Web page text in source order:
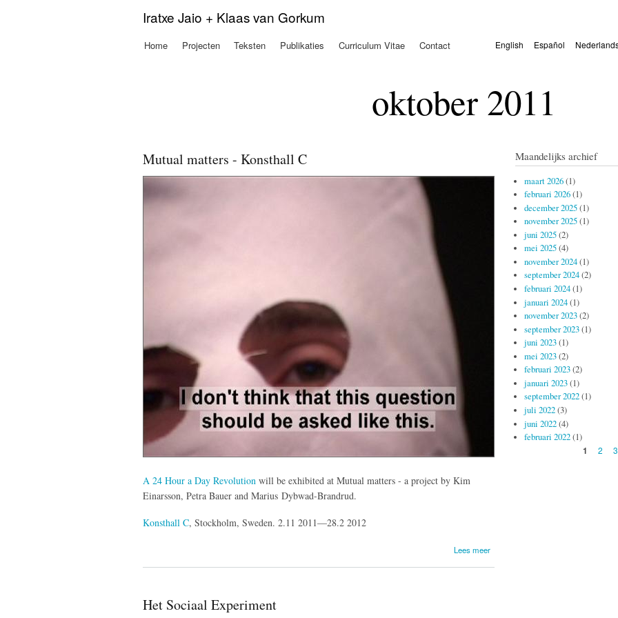
algemene
Iratxe Jaio + Klaas van Gorkum
Talen
English Español
Hoofdmenu
Home Projecten Teksten Publikaties Curriculum Vitae Contact
oktober 2011
Mutual matters - Konsthall C
A 24 Hour a Day Revolution will be exhibited at Mutual matters - a project by Kim
Einarsson, Petra Bauer and Marius Dybwad-Brandrud.
Konsthall C, Stockholm, Sweden. 2.11 2011—28.2 2012
Lees meer
matters -
Het Sociaal Experiment
Maandelijks archief
maart 2026(1)
februari 2026(1)
december 2025(1)
november 2025(1)
juni 2025(2)
mei 2025(4)
november 2024(1)
september 2024(2)
februari 2024(1)
januari 2024(1)
november 2023(2)
september 2023(1)
juni 2023(1)
mei 2023(2)
februari 2023(2)
januari 2023(1)
september 2022(1)
juli 2022(3)
juni 2022(4)
februari 2022(1)
1 2 3